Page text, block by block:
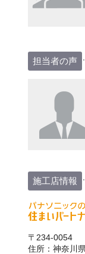
担当者の声
施工店情報
〒234-0054
住所：神奈川